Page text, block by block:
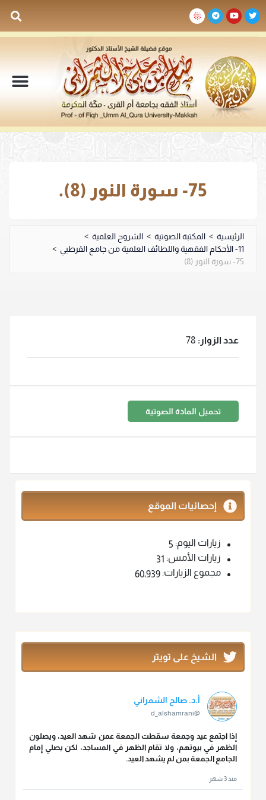
75- سورة النور (8).
الرئيسية > المكتبة الصوتية > الشروح العلمية >
11- الأحكام الفقهية واللطائف العلمية من جامع القرطبي
>
75- سورة النور (8).
عدد الزوار: 78
تحميل المادة الصوتية
إحصائيات الموقع
زيارات اليوم: 5
زيارات الأمس: 31
مجموع الزيارات: 60٬939
الشيخ على تويتر
أ.د. صالح الشمراني
@d_alshamrani
إذا اجتمع عيد وجمعة سقطت الجمعة عمن شهد العيد، ويصلون
الظهر في بيوتهم، ولا تقام الظهر في المساجد، لكن يصلي إمام
الجامع الجمعة بمن لم يشهد العيد.
منذ 3 شهر